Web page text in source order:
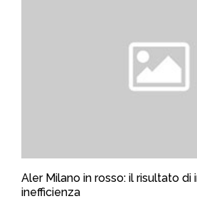
Aler Milano in rosso: il risultato di
inefficienza